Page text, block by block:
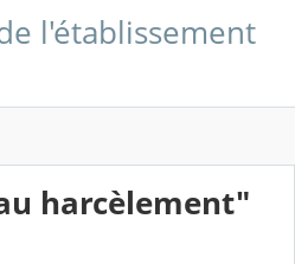
l'établissement
harcèlement"